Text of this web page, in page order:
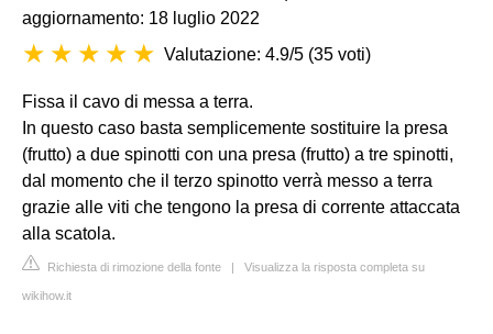
aggiornamento: 18 luglio 2022
Valutazione: 4.9/5 (35 voti)
Fissa il cavo di messa a terra.
In questo caso basta semplicemente sostituire la presa
(frutto) a due spinotti con una presa (frutto) a tre spinotti,
dal momento che il terzo spinotto verrà messo a terra
grazie alle viti che tengono la presa di corrente attaccata
alla scatola.
Richiesta di rimozione della fonte | Visualizza la risposta completa su
wikihow.it